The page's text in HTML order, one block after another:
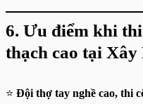
6. Ưu điểm khi
thạch cao tại Xây
⭐ Đội thợ tay nghề cao, thi